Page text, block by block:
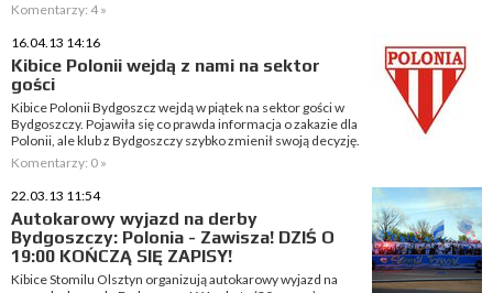
Komentarzy: 4 »
16.04.13 14:16
Kibice Polonii wejdą z nami na sektor
gości
Kibice Polonii Bydgoszcz wejdą w piątek na sektor gości w
Bydgoszczy. Pojawiła się co prawda informacja o zakazie dla
Polonii, ale klub z Bydgoszczy szybko zmienił swoją decyzję.
Komentarzy: 0 »
22.03.13 11:54
Autokarowy wyjazd na derby
Bydgoszczy: Polonia - Zawisza! DZIŚ O
19:00 KOŃCZĄ SIĘ ZAPISY!
Kibice Stomilu Olsztyn organizują autokarowy wyjazd na